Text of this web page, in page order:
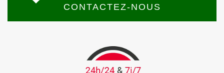
CONTACTEZ-NOUS